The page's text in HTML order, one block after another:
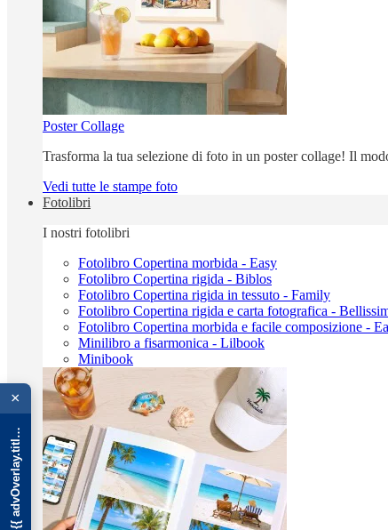
Poster Collage
Trasforma la tua selezione di foto in un poster collage! Il
Vedi tutte le stampe foto
Fotolibri
I nostri fotolibri
Fotolibro Copertina morbida - Easy
Fotolibro Copertina rigida - Biblos
Fotolibro Copertina rigida in tessuto - Family
Fotolibro Copertina rigida e carta fotografica -
Fotolibro Copertina morbida e facile composizione -
Minilibro a fisarmonica - Lilbook
Minibook
×
{{ advOverlay.title || 'Promo' }}